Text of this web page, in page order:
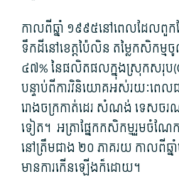
កាលពី​ឆ្នាំ ១៩៩៥នៅពេល​ដែល​ពួក​
ទឹកដី​នៅ​ខេត្ត​ប៉ៃលិន តម្លៃ​កសិកម្
៤៧​% នៃ​ផលិតផល​ក្នុង​ស្រុក​សរុប​
បន្ទាប់ពី​ការ​វិនិយោគ​អស់​រយៈពេ
រោងចក្រ​កាត់ដេរ សំណង់ ទេសចរណ៍
ទៀត។ អត្រា​ផ្នែក​កសិកម្ម​រួមចំណែ
នៅ​ត្រឹម​ជាង ២០ ភាគរយ កាលពី​ឆ្
មានការ​កើនឡើង​ក៏ដោយ។